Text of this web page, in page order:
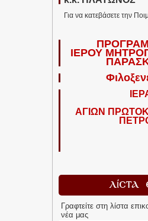
Για να κατεβάσετε την
ΙΕΡΟΥ
ΑΓΙΩΝ
Λίστα
Γραφτείτε στη λίστα
νέα μας